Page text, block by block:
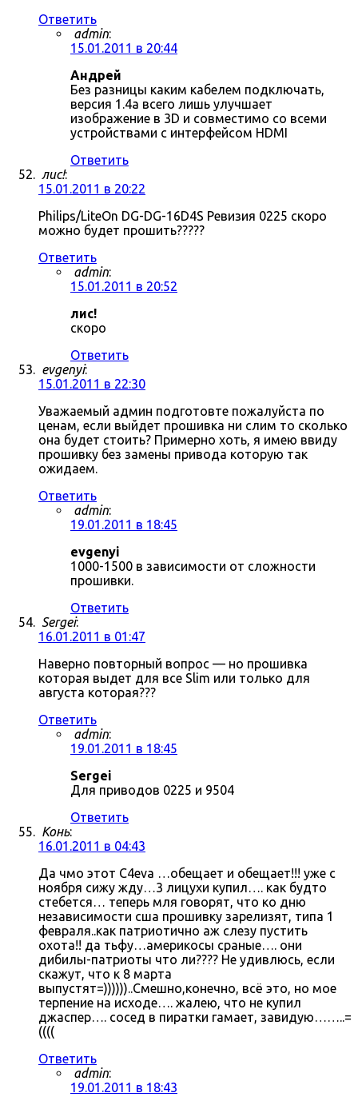
Ответить
admin:
15.01.2011 в 20:44
Андрей
Без разницы каким кабелем подключать,
версия 1.4a всего лишь улучшает
изображение в 3D и совместимо со всеми
устройствами с интерфейсом HDMI
Ответить
лис!:
15.01.2011 в 20:22
Philips/LiteOn DG-DG-16D4S Ревизия 0225 скоро
можно будет прошить?????
Ответить
admin:
15.01.2011 в 20:52
лис!
скоро
Ответить
evgenyi:
15.01.2011 в 22:30
Уважаемый админ подготовте пожалуйста по
ценам, если выйдет прошивка ни слим то сколько
она будет стоить? Примерно хоть, я имею ввиду
прошивку без замены привода которую так
ожидаем.
Ответить
admin:
19.01.2011 в 18:45
evgenyi
1000-1500 в зависимости от сложности
прошивки.
Ответить
Sergei:
16.01.2011 в 01:47
Наверно повторный вопрос — но прошивка
которая выдет для все Slim или только для
августа которая???
Ответить
admin:
19.01.2011 в 18:45
Sergei
Для приводов 0225 и 9504
Ответить
Конь:
16.01.2011 в 04:43
Да чмо этот C4eva …обещает и обещает!!! уже с
ноября сижу жду…3 лицухи купил…. как будто
стебется… теперь мля говорят, что ко дню
независимости сша прошивку зарелизят, типа 1
февраля..как патриотично аж слезу пустить
охота!! да тьфу…америкосы сраные…. они
дибилы-патриоты что ли???? Не удивлюсь, если
скажут, что к 8 марта
выпустят=))))))..Смешно,конечно, всё это, но мое
терпение на исходе…. жалею, что не купил
джаспер…. сосед в пиратки гамает, завидую……..=
((((
Ответить
admin:
19.01.2011 в 18:43